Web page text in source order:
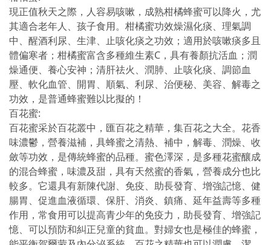
現正值秋天之際，人容易咳嗽，成熟柑橘蜂蜜可以降火，尤
其適合老年人、孩子食用。柑橘蜜功效燥濕化痰、理氣調
中、醒酒利尿、生津、止咳化痰之功效；適用於咳嗽痰多且
體偏寒者；柑橘蜜富含多種維生素C，具有養顏抗活血；潤
燥通便、養心安神；清肝祛火、潤肺、止咳化痰、調節血
壓、軟化血管、開胃、順氣、利尿、治便秘、美容、解毒之
功效，是普通蜂蜜難以比擬的！
百花蜜:
百花蜜采於百花叢中，匯百花之精華，集百花之大全。花香
味濃鬱，營養滋補，具蜂蜜之清熱、補中，解毒、潤燥、收
斂等功效，是傳統蜂蜜的品種。蜜色澤深，是多種花蜜釀成
的混合蜂蜜，味濃及甜，具有天然蜜的香氣，營養成分也比
較多。它還具有新陳代謝、免疫、助長發育、增強記憶、健
腸胃、促進血液循環、保肝、消炎、鎮痛、延年益壽等多種
作用，常食用可以提高青少年的免疫力，助長發育、增強記
憶、可以預防和糾正兒童的貧血。對婦女也是極佳的蜂蜜，